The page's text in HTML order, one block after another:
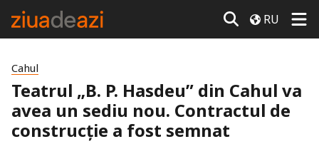
RU
Cahul
Teatrul „B. P. Hasdeu” din Cahul va
avea un sediu nou. Contractul de
construcție a fost semnat